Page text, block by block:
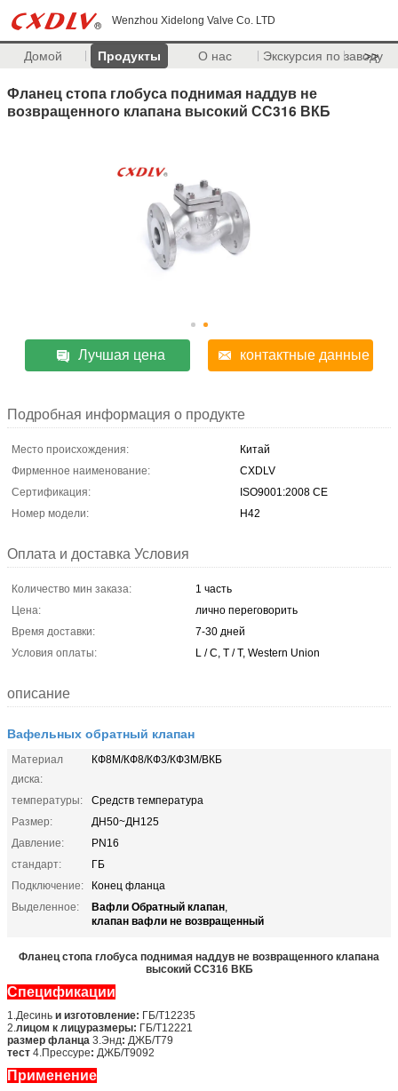
Wenzhou Xidelong Valve Co. LTD
Домой Продукты О нас Экскурсия по заводу
>>
Фланец стопа глобуса поднимая наддув не
возвращенного клапана высокий СС316 ВКБ
Лучшая цена контактные данные
Подробная информация о продукте
Место происхождения:
Китай
Фирменное наименование:
CXDLV
Сертификация:
ISO9001:2008 CE
Номер модели:
H42
Оплата и доставка Условия
Количество мин заказа:
1 часть
Цена:
лично переговорить
Время доставки:
7-30 дней
Условия оплаты:
L / C, T / T, Western Union
описание
Вафельных обратный клапан
Материал
диска:
КФ8М/КФ8/КФ3/КФ3М/ВКБ
температуры:
Средств температура
Размер:
ДН50~ДН125
Давление:
PN16
стандарт:
ГБ
Подключение:
Конец фланца
Выделенное:
Вафли Обратный клапан,
клапан вафли не возвращенный
Фланец стопа глобуса поднимая наддув не возвращенного клапана
высокий СС316 ВКБ
Спецификации
1.Десинь и изготовление: ГБ/Т12235
2.лицом к лицуразмеры: ГБ/Т12221
размер фланца 3.Энд: ДЖБ/Т79
тест 4.Прессуре: ДЖБ/Т9092
Применение